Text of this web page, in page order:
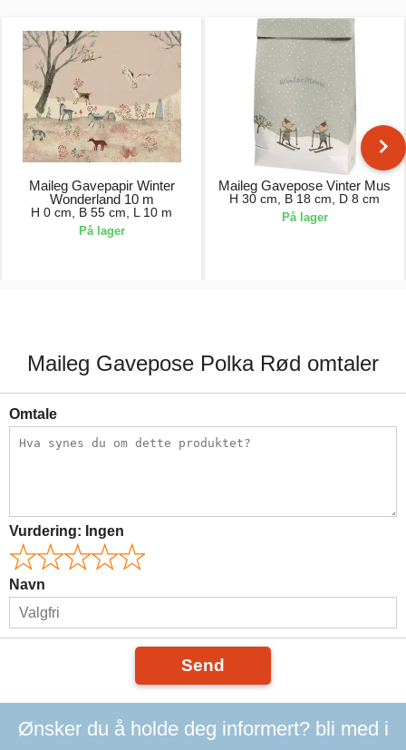
Maileg Gavepapir Winter
Wonderland 10 m
H 0 cm, B 55 cm, L 10 m
På lager
Maileg Gavepose Vinter Mus
H 30 cm, B 18 cm, D 8 cm
På lager
Maileg Gavepose Polka Rød omtaler
Omtale
Vurdering: Ingen
Navn
Send
Ønsker du å holde deg informert? bli med i